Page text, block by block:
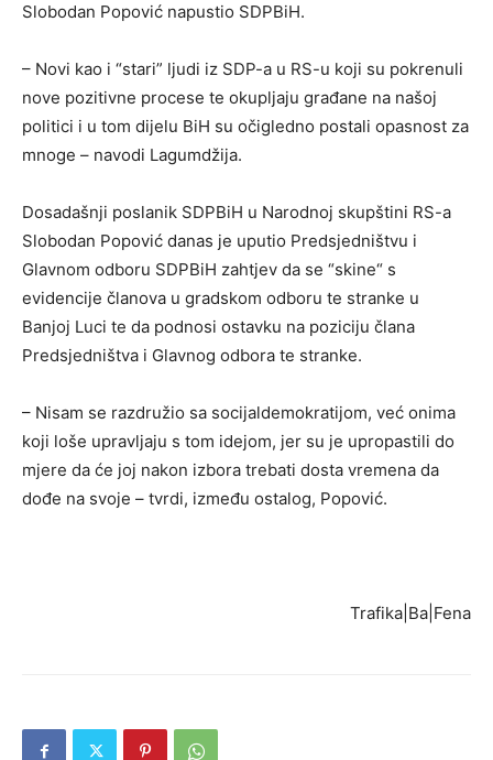
Slobodan Popović napustio SDPBiH.
– Novi kao i “stari” ljudi iz SDP-a u RS-u koji su pokrenuli
nove pozitivne procese te okupljaju građane na našoj
politici i u tom dijelu BiH su očigledno postali opasnost za
mnoge – navodi Lagumdžija.
Dosadašnji poslanik SDPBiH u Narodnoj skupštini RS-a
Slobodan Popović danas je uputio Predsjedništvu i
Glavnom odboru SDPBiH zahtjev da se “skine“ s
evidencije članova u gradskom odboru te stranke u
Banjoj Luci te da podnosi ostavku na poziciju člana
Predsjedništva i Glavnog odbora te stranke.
– Nisam se razdružio sa socijaldemokratijom, već onima
koji loše upravljaju s tom idejom, jer su je upropastili do
mjere da će joj nakon izbora trebati dosta vremena da
dođe na svoje – tvrdi, između ostalog, Popović.
Trafika|Ba|Fena